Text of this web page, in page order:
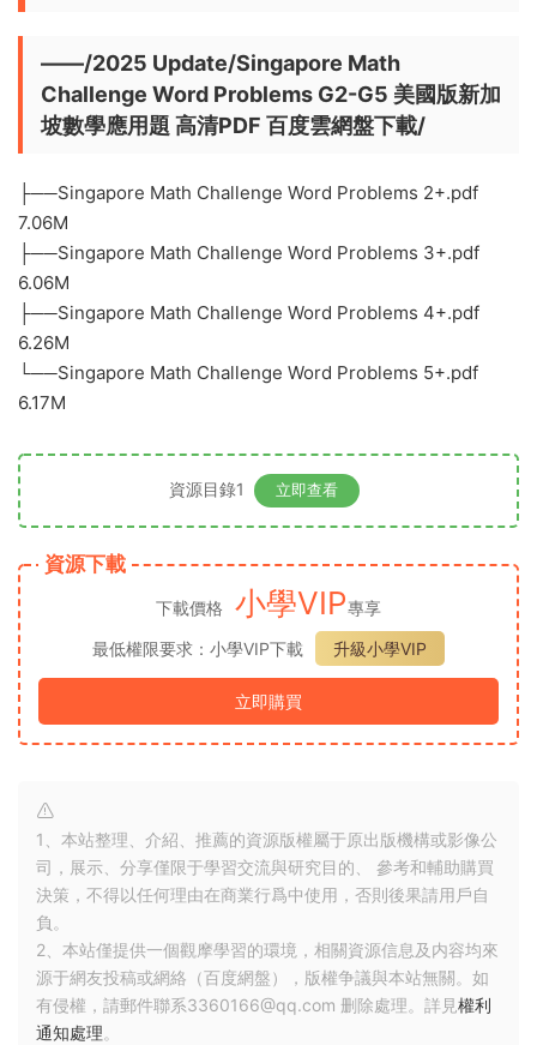
——/2025 Update/Singapore Math
Challenge Word Problems G2-G5 美國版新加
坡數學應用題 高清PDF 百度雲網盤下載/
├──Singapore Math Challenge Word Problems 2+.pdf
7.06M
├──Singapore Math Challenge Word Problems 3+.pdf
6.06M
├──Singapore Math Challenge Word Problems 4+.pdf
6.26M
└──Singapore Math Challenge Word Problems 5+.pdf
6.17M
資源目錄1 立即查看
資源下載
下載價格 小學VIP專享
最低權限要求：小學VIP下載
升級小學VIP
立即購買
1、本站整理、介紹、推薦的資源版權屬于原出版機構或影像公
司，展示、分享僅限于學習交流與研究目的、 參考和輔助購買
決策，不得以任何理由在商業行爲中使用，否則後果請用戶自
負。
2、本站僅提供一個觀摩學習的環境，相關資源信息及内容均來
源于網友投稿或網絡（百度網盤），版權争議與本站無關。如
有侵權，請郵件聯系3360166@qq.com 删除處理。詳見權利
通知處理。